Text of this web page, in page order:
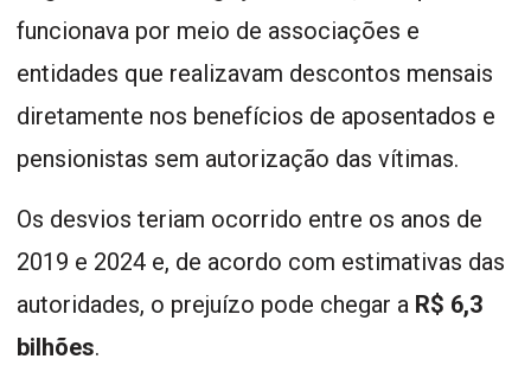
funcionava por meio de associações e
entidades que realizavam descontos mensais
diretamente nos benefícios de aposentados e
pensionistas sem autorização das vítimas.
Os desvios teriam ocorrido entre os anos de
2019 e 2024 e, de acordo com estimativas das
autoridades, o prejuízo pode chegar a R$ 6,3
bilhões.